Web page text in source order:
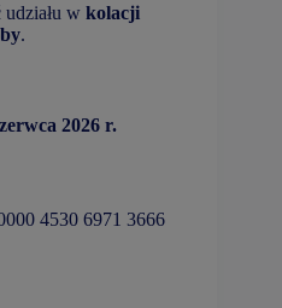
w kolacji
.
2026 r.
4530 6971 3666